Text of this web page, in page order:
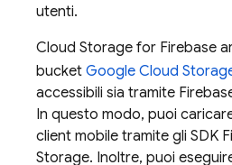
utenti.
Cloud Storage for Firebase
bucket Google Cloud
accessibili sia tramite
In questo modo, puoi
client mobile tramite gli SDK
Storage. Inoltre, puoi